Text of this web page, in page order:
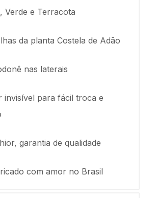
Verde e Terracota
da planta Costela de Adão
nas laterais
invisível para fácil troca e
garantia de qualidade
com amor no Brasil